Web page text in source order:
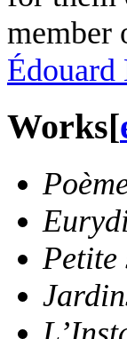
member
Édouard
Works[
Petite